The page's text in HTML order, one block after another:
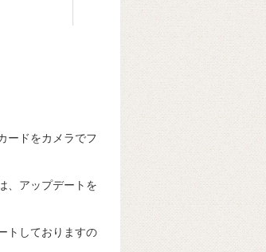
ードをカメラでフ
、アップデートを
トしておりますの